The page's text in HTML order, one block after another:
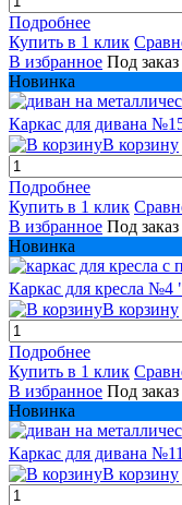
Подробнее
Купить в 1 клик
В избранное Под заказ
Новинка
Каркас для дивана
В корзину
Подробнее
Купить в 1 клик
В избранное Под заказ
Новинка
Каркас для кресла №4
В корзину
Подробнее
Купить в 1 клик
В избранное Под заказ
Новинка
Каркас для дивана
В корзину